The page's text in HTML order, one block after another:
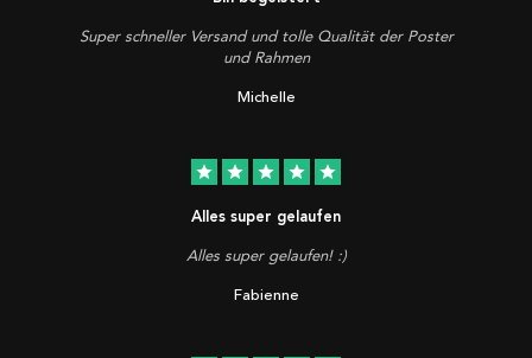
Super schneller Versand und tolle Qualität der Poster
und Rahmen
Michelle
star star star star star
Alles super gelaufen
Alles super gelaufen! :)
Fabienne